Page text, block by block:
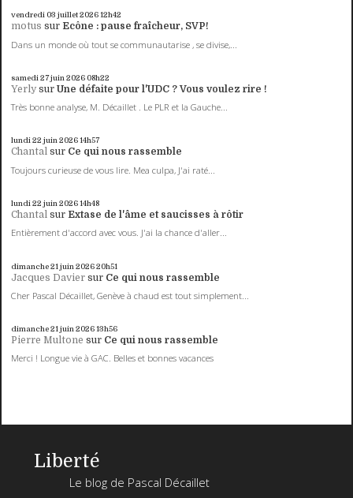
vendredi 03 juillet 202612h42
motus sur Ecône : pause fraîcheur, SVP!
Dans un monde où tout se communautarise , se divise,...
samedi 27juin 2026 08h22
Yerly surUne défaite pour l'UDC ? Vous voulez rire !
Très bonne analyse, M. Décaillet . Le PLR et la Gauche...
lundi 22 juin 202614h57
Chantal sur Ce qui nous rassemble
Toujours curieuse de vous lire. Mea culpa, J'ai raté...
lundi 22 juin 202614h48
Chantal sur Extase de l'âme et saucisses à rôtir
Entièrement d'accord avec vous. J'ai la chance d'aller...
dimanche 21 juin 202620h51
Jacques Davier sur Ce qui nous rassemble
Cher Pascal Décaillet, Genève à chaud est tout simplement...
dimanche 21 juin 202613h56
Pierre Multone sur Ce qui nous rassemble
Merci ! Longue vie à GAC. Belles et bonnes vacances
Liberté
Le blog de Pascal Décaillet